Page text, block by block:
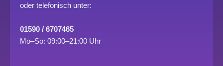
oder telefonisch unter:
01590 / 6707465
Mo–So: 09:00–21:00 Uhr